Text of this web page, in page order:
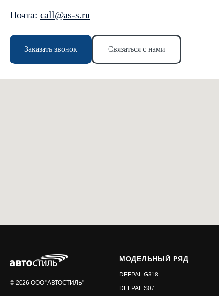
Почта: call@as-s.ru
Заказать звонок Связаться с нами
©️ 2026 ООО "АВТОСТИЛЬ"
МОДЕЛЬНЫЙ РЯД
DEEPAL G318
DEEPAL S07